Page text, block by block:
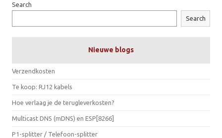
Search
Search
Nieuwe blogs
Verzendkosten
Te koop: RJ12 kabels
Hoe verlaag je de terugleverkosten?
Multicast DNS (mDNS) en ESP[8266]
P1-splitter / Telefoon-splitter